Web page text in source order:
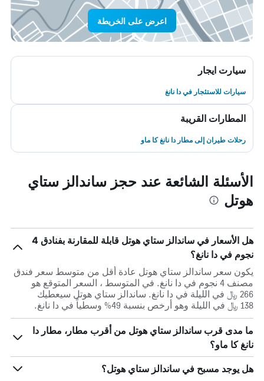
اعرض على الخريطة
سيارت ايجار
سيارات للاستئجار في دا نانغ
المطارات القريبة
رحلات طيران إلى مطار دا نانغ كا ماو
الأسئلة الشائعة عند حجز ساندالز ستاي
هوتل
هل الأسعار في ساندالز ستاي هوتل قابلة للمقارنة بفنادق 4
نجوم في دا نانغ؟
يكون سعر ساندالز ستاي هوتل عادة أقل من متوسط ​​سعر فندق
مصنف 4 نجوم في دا نانغ. في المتوسط ، السعر المتوقع هو
266 ﷼ في الليلة في دا نانغ. ساندالز ستاي هوتل سيعطيك
138 ﷼ في الليلة وهو أرخص بنسبة 49% وسطياً في دا نانغ.
ما مدى قرب ساندالز ستاي هوتل من أقرب مطار، مطار دا
نانغ كا ماو؟
هل يوجد مسبح في ساندالز ستاي هوتل؟